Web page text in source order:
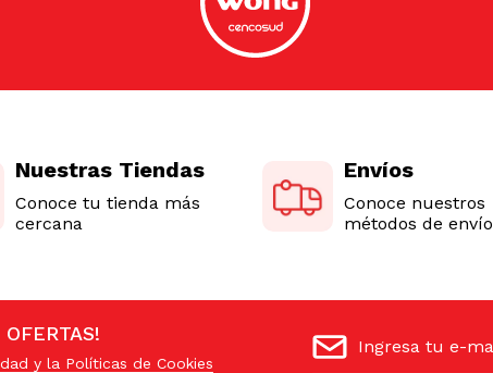
Nuestras Tiendas
Conoce tu tienda más
cercana
Envíos
Conoce nuestros
métodos de envío
y la Políticas de Cookies